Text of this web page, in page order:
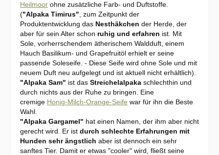
Heilmoor ohne zusätzliche Farb- und Duftstoffe.
("Alpaka Timirus" , zum Zeitpunkt der
Produktentwicklung das Nesthäkchen der Herde, der
aber für sein Alter schon ruhig und erfahren ist. Mit
Sole, vorherrschendem ätherischem Waldduft, einem
Hauch Basilikum- und Grapefruitöl erhielt er seine
passende Soleseife. - Diese Seife wird ohne Sole und mit
neuem Duft neu aufgelegt und ist aktuell nicht erhältlich).
"Alpaka Sam" ist das Streichelalpaka schlechthin und
durch nichts aus der Ruhe zu bringen. Eine
cremige Honig-Milch-Orange-Seife war für ihn die Beste
Wahl.
"Alpaka Gargamel" hat einen Namen, der ihm aber nicht
gerecht wird. Er ist durch schlechte Erfahrungen mit
Hunden sehr ängstlich aber ist dennoch ein sehr
sanftes Tier. Damit er etwas "cooler" wird, fließt seine